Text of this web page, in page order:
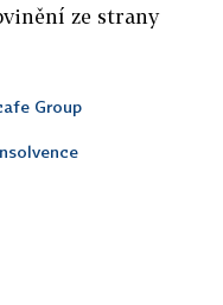
ze strany
Group